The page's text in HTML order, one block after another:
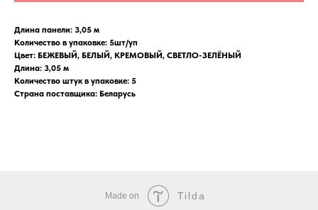
Длина панели: 3,05 м
Количество в упаковке: 5шт/уп
Цвет: БЕЖЕВЫЙ, БЕЛЫЙ, КРЕМОВЫЙ, СВЕТЛО-ЗЕЛЁНЫЙ
Длина: 3,05 м
Количество штук в упаковке: 5
Страна поставщика: Беларусь
Made on Tilda